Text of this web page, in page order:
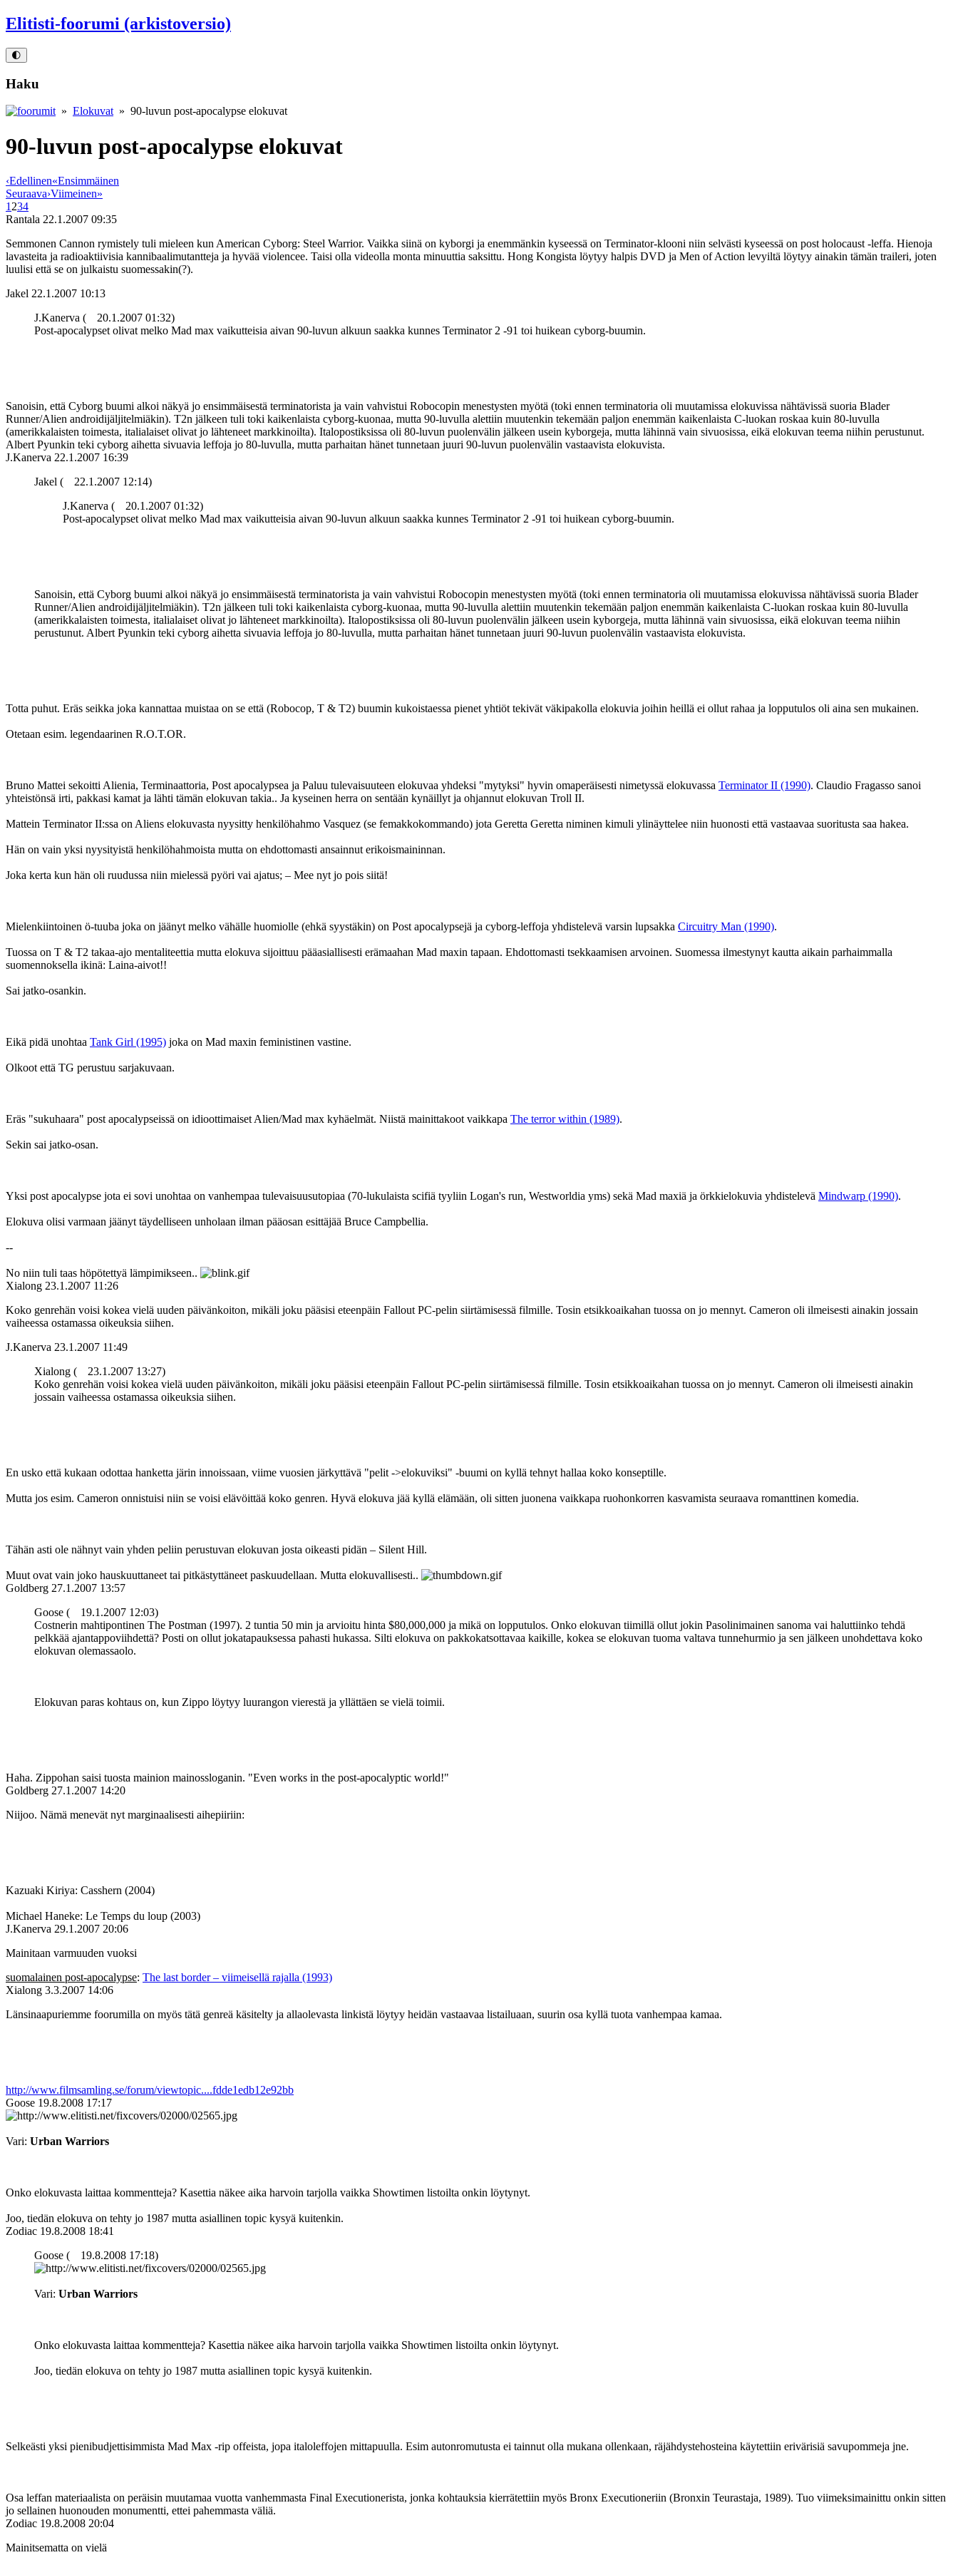
Elitisti-foorumi (arkistoversio)
🌓
Haku
» Elokuvat » 90-luvun post-apocalypse elokuvat
90-luvun post-apocalypse elokuvat
‹Edellinen«Ensimmäinen
Seuraava›Viimeinen»
1 234
Rantala 22.1.2007 09:35
Semmonen Cannon rymistely tuli mieleen kun American Cyborg: Steel Warrior. Vaikka siinä on kyborgi ja enemmänkin kyseessä on Terminator-klooni niin selvästi kyseessä on post holocaust ‑leffa. Hienoja
lavasteita ja radioaktiivisia kannibaalimutantteja ja hyvää violencee. Taisi olla videolla monta minuuttia saksittu. Hong Kongista löytyy halpis DVD ja Men of Action levyiltä löytyy ainakin tämän traileri, joten
luulisi että se on julkaistu suomessakin(?).
Jakel 22.1.2007 10:13
J.Kanerva (
20.1.2007 01:32)
Post-apocalypset olivat melko Mad max vaikutteisia aivan 90-luvun alkuun saakka kunnes Terminator 2 ‑91 toi huikean cyborg-buumin.
Sanoisin, että Cyborg buumi alkoi näkyä jo ensimmäisestä terminatorista ja vain vahvistui Robocopin menestysten myötä (toki ennen terminatoria oli muutamissa elokuvissa nähtävissä suoria Blader
Runner/Alien androidijäljitelmiäkin). T2n jälkeen tuli toki kaikenlaista cyborg-kuonaa, mutta 90-luvulla alettiin muutenkin tekemään paljon enemmän kaikenlaista C-luokan roskaa kuin 80-luvulla
(amerikkalaisten toimesta, italialaiset olivat jo lähteneet markkinoilta). Italopostiksissa oli 80-luvun puolenvälin jälkeen usein kyborgeja, mutta lähinnä vain sivuosissa, eikä elokuvan teema niihin perustunut.
Albert Pyunkin teki cyborg aihetta sivuavia leffoja jo 80-luvulla, mutta parhaitan hänet tunnetaan juuri 90-luvun puolenvälin vastaavista elokuvista.
J.Kanerva 22.1.2007 16:39
Jakel (
22.1.2007 12:14)
J.Kanerva (
20.1.2007 01:32)
Post-apocalypset olivat melko Mad max vaikutteisia aivan 90-luvun alkuun saakka kunnes Terminator 2 ‑91 toi huikean cyborg-buumin.
Sanoisin, että Cyborg buumi alkoi näkyä jo ensimmäisestä terminatorista ja vain vahvistui Robocopin menestysten myötä (toki ennen terminatoria oli muutamissa elokuvissa nähtävissä suoria Blader
Runner/Alien androidijäljitelmiäkin). T2n jälkeen tuli toki kaikenlaista cyborg-kuonaa, mutta 90-luvulla alettiin muutenkin tekemään paljon enemmän kaikenlaista C-luokan roskaa kuin 80-luvulla
(amerikkalaisten toimesta, italialaiset olivat jo lähteneet markkinoilta). Italopostiksissa oli 80-luvun puolenvälin jälkeen usein kyborgeja, mutta lähinnä vain sivuosissa, eikä elokuvan teema niihin
perustunut. Albert Pyunkin teki cyborg aihetta sivuavia leffoja jo 80-luvulla, mutta parhaitan hänet tunnetaan juuri 90-luvun puolenvälin vastaavista elokuvista.
Totta puhut. Eräs seikka joka kannattaa muistaa on se että (Robocop, T & T2) buumin kukoistaessa pienet yhtiöt tekivät väkipakolla elokuvia joihin heillä ei ollut rahaa ja lopputulos oli aina sen mukainen.
Otetaan esim. legendaarinen R.O.T.OR.
Bruno Mattei sekoitti Alienia, Terminaattoria, Post apocalypsea ja Paluu tulevaisuuteen elokuvaa yhdeksi "mytyksi" hyvin omaperäisesti nimetyssä elokuvassa Terminator II (1990). Claudio Fragasso sanoi
yhteistönsä irti, pakkasi kamat ja lähti tämän elokuvan takia.. Ja kyseinen herra on sentään kynäillyt ja ohjannut elokuvan Troll II.
Mattein Terminator II:ssa on Aliens elokuvasta nyysitty henkilöhahmo Vasquez (se femakkokommando) jota Geretta Geretta niminen kimuli ylinäyttelee niin huonosti että vastaavaa suoritusta saa hakea.
Hän on vain yksi nyysityistä henkilöhahmoista mutta on ehdottomasti ansainnut erikoismaininnan.
Joka kerta kun hän oli ruudussa niin mielessä pyöri vai ajatus; – Mee nyt jo pois siitä!
Mielenkiintoinen ö-tuuba joka on jäänyt melko vähälle huomiolle (ehkä syystäkin) on Post apocalypsejä ja cyborg-leffoja yhdistelevä varsin lupsakka Circuitry Man (1990).
Tuossa on T & T2 takaa-ajo mentaliteettia mutta elokuva sijoittuu pääasiallisesti erämaahan Mad maxin tapaan. Ehdottomasti tsekkaamisen arvoinen. Suomessa ilmestynyt kautta aikain parhaimmalla
suomennoksella ikinä: Laina-aivot!!
Sai jatko-osankin.
Eikä pidä unohtaa Tank Girl (1995) joka on Mad maxin feministinen vastine.
Olkoot että TG perustuu sarjakuvaan.
Eräs "sukuhaara" post apocalypseissä on idioottimaiset Alien/Mad max kyhäelmät. Niistä mainittakoot vaikkapa The terror within (1989).
Sekin sai jatko-osan.
Yksi post apocalypse jota ei sovi unohtaa on vanhempaa tulevaisuusutopiaa (70-lukulaista scifiä tyyliin Logan's run, Westworldia yms) sekä Mad maxiä ja örkkielokuvia yhdistelevä Mindwarp (1990).
Elokuva olisi varmaan jäänyt täydelliseen unholaan ilman pääosan esittäjää Bruce Campbellia.
--
No niin tuli taas höpötettyä lämpimikseen..
Xialong 23.1.2007 11:26
Koko genrehän voisi kokea vielä uuden päivänkoiton, mikäli joku pääsisi eteenpäin Fallout PC-pelin siirtämisessä filmille. Tosin etsikkoaikahan tuossa on jo mennyt. Cameron oli ilmeisesti ainakin jossain
vaiheessa ostamassa oikeuksia siihen.
J.Kanerva 23.1.2007 11:49
Xialong (
23.1.2007 13:27)
Koko genrehän voisi kokea vielä uuden päivänkoiton, mikäli joku pääsisi eteenpäin Fallout PC-pelin siirtämisessä filmille. Tosin etsikkoaikahan tuossa on jo mennyt. Cameron oli ilmeisesti ainakin
jossain vaiheessa ostamassa oikeuksia siihen.
En usko että kukaan odottaa hanketta järin innoissaan, viime vuosien järkyttävä "pelit ->elokuviksi" ‑buumi on kyllä tehnyt hallaa koko konseptille.
Mutta jos esim. Cameron onnistuisi niin se voisi elävöittää koko genren. Hyvä elokuva jää kyllä elämään, oli sitten juonena vaikkapa ruohonkorren kasvamista seuraava romanttinen komedia.
Tähän asti ole nähnyt vain yhden peliin perustuvan elokuvan josta oikeasti pidän – Silent Hill.
Muut ovat vain joko hauskuuttaneet tai pitkästyttäneet paskuudellaan. Mutta elokuvallisesti..
Goldberg 27.1.2007 13:57
Goose (
19.1.2007 12:03)
Costnerin mahtipontinen The Postman (1997). 2 tuntia 50 min ja arvioitu hinta $80,000,000 ja mikä on lopputulos. Onko elokuvan tiimillä ollut jokin Pasolinimainen sanoma vai haluttiinko tehdä
pelkkää ajantappoviihdettä? Posti on ollut jokatapauksessa pahasti hukassa. Silti elokuva on pakkokatsottavaa kaikille, kokea se elokuvan tuoma valtava tunnehurmio ja sen jälkeen unohdettava koko
elokuvan olemassaolo.
Elokuvan paras kohtaus on, kun Zippo löytyy luurangon vierestä ja yllättäen se vielä toimii.
Haha. Zippohan saisi tuosta mainion mainossloganin. "Even works in the post-apocalyptic world!"
Goldberg 27.1.2007 14:20
Niijoo. Nämä menevät nyt marginaalisesti aihepiiriin:
Kazuaki Kiriya: Casshern (2004)
Michael Haneke: Le Temps du loup (2003)
J.Kanerva 29.1.2007 20:06
Mainitaan varmuuden vuoksi
suomalainen post-apocalypse: The last border – viimeisellä rajalla (1993)
Xialong 3.3.2007 14:06
Länsinaapuriemme foorumilla on myös tätä genreä käsitelty ja allaolevasta linkistä löytyy heidän vastaavaa listailuaan, suurin osa kyllä tuota vanhempaa kamaa.
http://www.filmsamling.se/forum/viewtopic....fdde1edb12e92bb
Goose 19.8.2008 17:17
Vari: Urban Warriors
Onko elokuvasta laittaa kommentteja? Kasettia näkee aika harvoin tarjolla vaikka Showtimen listoilta onkin löytynyt.
Joo, tiedän elokuva on tehty jo 1987 mutta asiallinen topic kysyä kuitenkin.
Zodiac 19.8.2008 18:41
Goose (
19.8.2008 17:18)
Vari: Urban Warriors
Onko elokuvasta laittaa kommentteja? Kasettia näkee aika harvoin tarjolla vaikka Showtimen listoilta onkin löytynyt.
Joo, tiedän elokuva on tehty jo 1987 mutta asiallinen topic kysyä kuitenkin.
Selkeästi yksi pienibudjettisimmista Mad Max ‑rip offeista, jopa italoleffojen mittapuulla. Esim autonromutusta ei tainnut olla mukana ollenkaan, räjähdystehosteina käytettiin erivärisiä savupommeja jne.
Osa leffan materiaalista on peräisin muutamaa vuotta vanhemmasta Final Executionerista, jonka kohtauksia kierrätettiin myös Bronx Executioneriin (Bronxin Teurastaja, 1989). Tuo viimeksimainittu onkin sitten
jo sellainen huonouden monumentti, ettei pahemmasta väliä.
Zodiac 19.8.2008 20:04
Mainitsematta on vielä